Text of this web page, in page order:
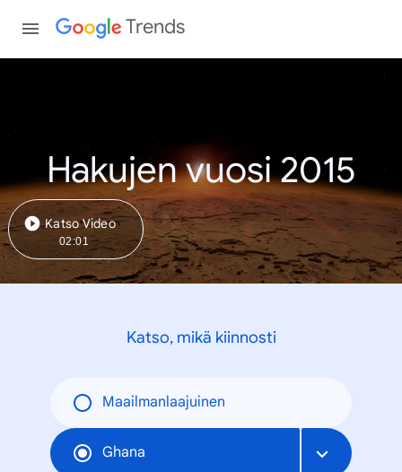
Trends
Hakujen vuosi 2015
Katso Video
02:01
Katso, mikä kiinnosti
Maailmanlaajuinen
Ghana